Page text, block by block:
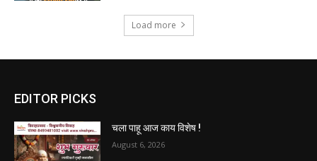
Load more
EDITOR PICKS
चला पाहू आज काय विशेष !
August 6, 2026